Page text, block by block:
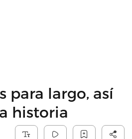
para largo, así
historia